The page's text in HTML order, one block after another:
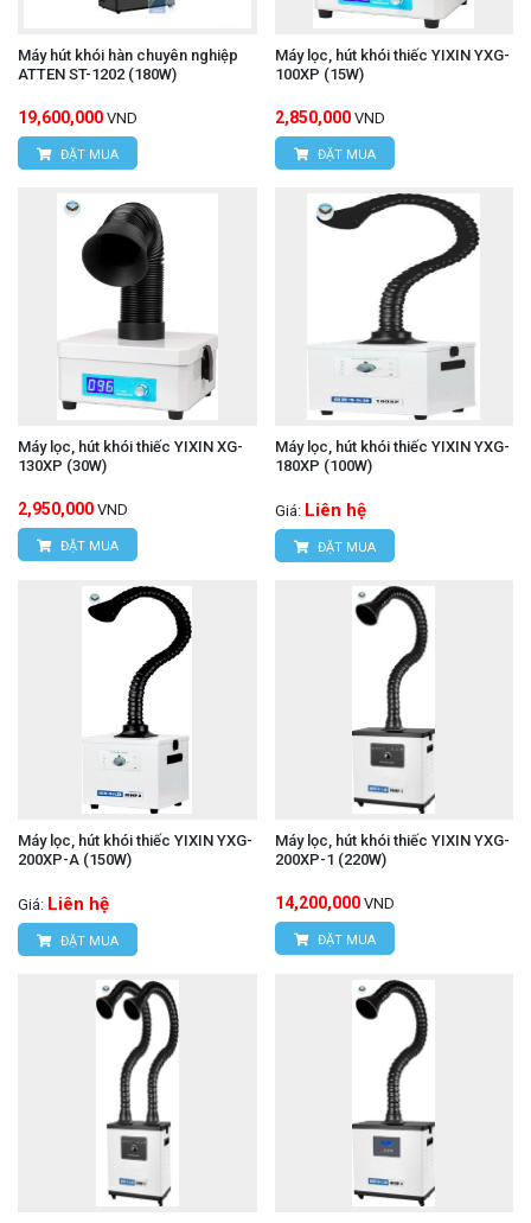
Máy hút khói hàn chuyên nghiệp
ATTEN ST-1202 (180W)
19,600,000 VND
ĐẶT MUA
Máy lọc, hút khói thiếc YIXIN YXG-
100XP (15W)
2,850,000 VND
ĐẶT MUA
Máy lọc, hút khói thiếc YIXIN XG-
130XP (30W)
2,950,000 VND
ĐẶT MUA
Máy lọc, hút khói thiếc YIXIN YXG-
180XP (100W)
Giá: Liên hệ
ĐẶT MUA
Máy lọc, hút khói thiếc YIXIN YXG-
200XP-A (150W)
Giá: Liên hệ
ĐẶT MUA
Máy lọc, hút khói thiếc YIXIN YXG-
200XP-1 (220W)
14,200,000 VND
ĐẶT MUA